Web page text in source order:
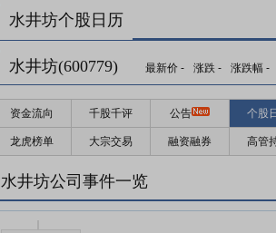
水井坊个股日历
水井坊(600779) 最新价 - 涨跌 - 涨跌幅 -
资金流向 千股千评 公告 个股
龙虎榜单 大宗交易 融资融券 高管
水井坊公司事件一览
2026-08-29
预约披露日：